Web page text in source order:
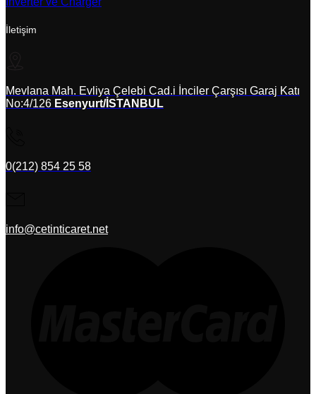
İletişim
Mevlana Mah. Evliya Çelebi Cad.i İnciler Çarşısı Garaj Katı
No:4/126 Esenyurt/İSTANBUL
0(212) 854 25 58
info@cetinticaret.net